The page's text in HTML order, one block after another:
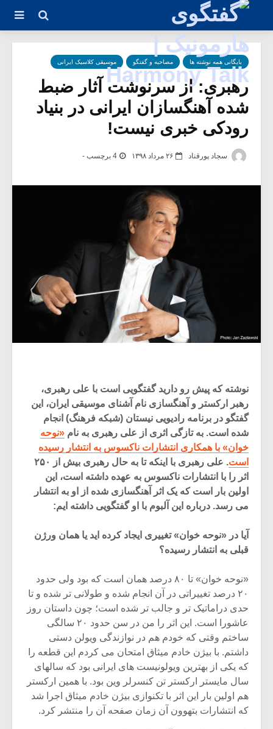
بایگانی همه نوشته ها مصاحبه و گفتگو موسیقی کلاسیک ایرانی
رهبری: از سرنوشت آثار ضبط
شده آهنگسازان ایرانی در بنیاد
رودکی خبری نیست!
سجاد پورقناد ۲۶ مرداد ۱۳۹۸ 4 برچسب -
نوشته که پیش رو دارید گفتگویی است با علی رهبری،
رهبر ارکستر و آهنگسازی نام آشنای موسیقی ایران، این
گفتگو در برنامه رادیویی نیستان (شبکه فرهنگ) انجام
شده است. به تازگی اثری از علی رهبری به نام «نوحه
خوان» با همکاری انتشارات ناکسوس به انتشار رسیده
است
. علی رهبری با اینکه تا به حال رهبری بیش از ۲۵۰
اثر را با انتشارات ناکسوس به عهده داشته است، این
اولین بار است که یک اثر آهنگسازی شده از او به انتشار
می رسد. درباره این آلبوم با او گفتگویی داشته ایم:
آیا در «نوحه خوان» تغییری ایجاد کرده اید یا همان ورژن
قبلی به انتشار رسیده؟
«نوحه خوان» تا ۸۰ درصد همان است که بود ولی حدود
۲۰ درصد تغییراتی در آن انجام شده و طولانی تر شده و تا
حدی دراماتیک تر و جالب تر شده است؛ چون داستان روز
عاشورا است. این اثر را من در سن حدود ۲۰ سالگی
ساختم وقتی که خودم هم در نوازندگی ویولن دستی
داشتم. با بیژن خادم میثاق امتحان می کردم این قطعه را
که یکی از بهترین ویولونیست های ایرانی بود که سالهای
سال مایستر ارکستر تن کنسرلر وین بود. با همین ارکستر
هم اولین بار این اثر با تکنوازی بیژن خادم میثاق اجرا شد
که انتشارات بتهوون آن زمان صفحه آن را منتشر کرد.